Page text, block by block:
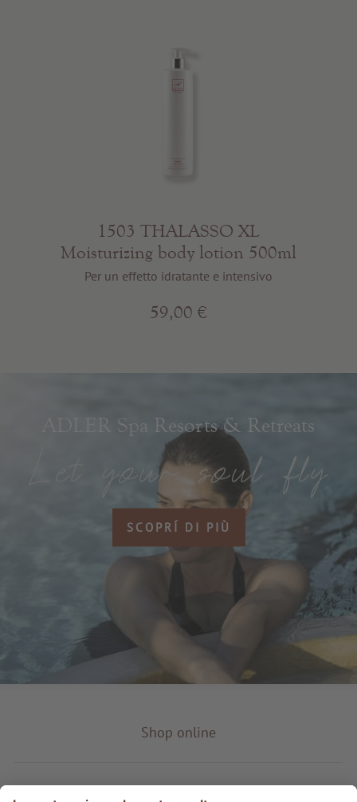
1503 THALASSO XL
Moisturizing body lotion 500ml
Per un effetto idratante e intensivo
59,00 €
ADLER Spa Resorts & Retreats
SCOPRÍ DI PIÙ
Shop online
Tipo prodotto